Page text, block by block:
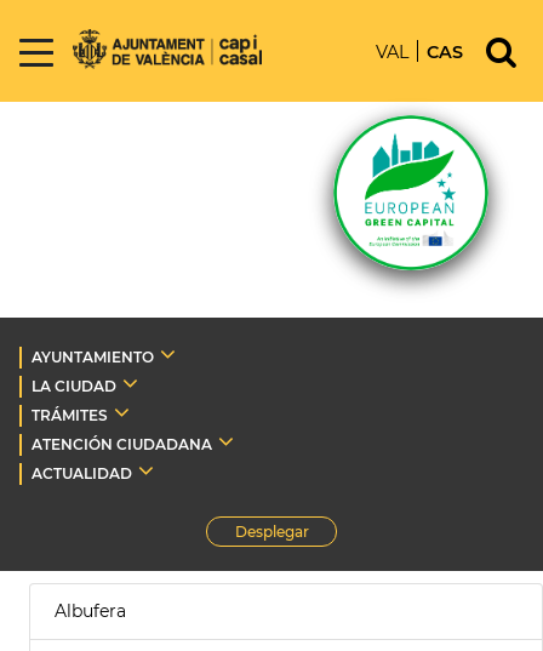
VAL CAS
AYUNTAMIENTO
LA CIUDAD
TRÁMITES
ATENCIÓN CIUDADANA
ACTUALIDAD
Desplegar
Albufera